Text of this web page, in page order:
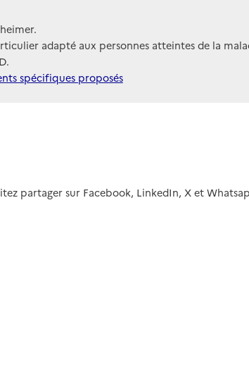
adapté aux personnes atteintes de la
spécifiques proposés
Facebook
sur X
partager sur Facebook, LinkedIn, X et